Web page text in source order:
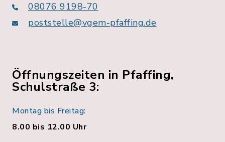
08076 9198-70
poststelle@vgem-pfaffing.de
Öffnungszeiten in Pfaffing,
Schulstraße 3:
Montag bis Freitag:
8.00 bis 12.00 Uhr